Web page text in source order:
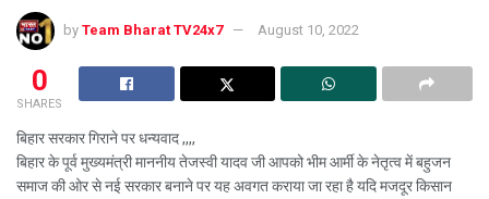
by Team Bharat TV24x7 August 10, 2022
0
SHARES
बिहार सरकार गिराने पर धन्यवाद ,,,,
बिहार के पूर्व मुख्यमंत्री माननीय तेजस्वी यादव जी आपको भीम आर्मी के नेतृत्व में बहुजन
समाज की ओर से नई सरकार बनाने पर यह अवगत कराया जा रहा है यदि मजदूर किसान